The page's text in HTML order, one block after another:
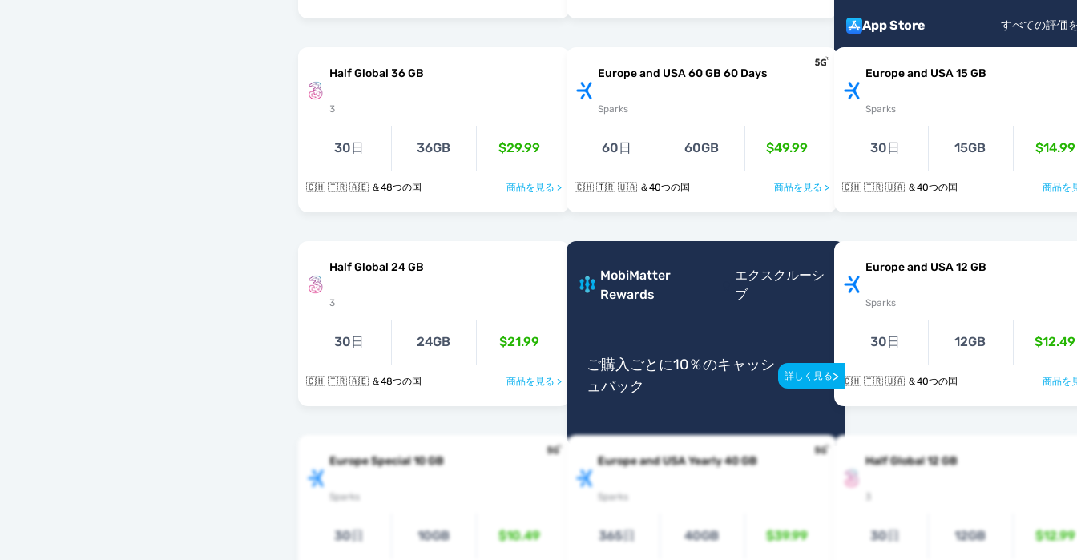
App Store すべての評価
Half Global 36 GB
3
30日 36GB $29.99
🇨🇭 🇹🇷 🇦🇪 ＆48つの国 商品を見る >
Europe and USA 60 GB 60 Days
Sparks
60日 60GB $49.99
🇨🇭 🇹🇷 🇺🇦 ＆40つの国 商品を見る >
Europe and USA 15 GB
Sparks
30日 15GB $14.99
🇨🇭 🇹🇷 🇺🇦 ＆40つの国 商品を
Half Global 24 GB
3
30日 24GB $21.99
🇨🇭 🇹🇷 🇦🇪 ＆48つの国 商品を見る >
MobiMatter
Rewards
エクスクルーシ
ブ
ご購入ごとに10％のキャッシ
ュバック
詳しく見る>
Europe and USA 12 GB
Sparks
30日 12GB $12.49
🇨🇭 🇹🇷 🇺🇦 ＆40つの国 商品を
Europe Special 10 GB
Sparks
30日 10GB $10.49
Europe and USA Yearly 40 GB
Sparks
365日 40GB $39.99
Half Global 12 GB
30日 12GB $12.99